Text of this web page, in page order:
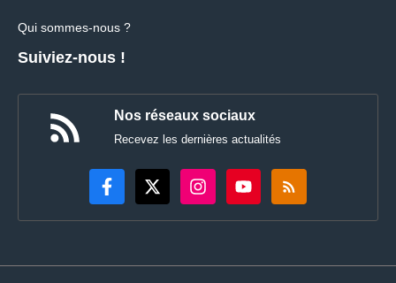
Qui sommes-nous ?
Suiviez-nous !
Nos réseaux sociaux
Recevez les dernières actualités